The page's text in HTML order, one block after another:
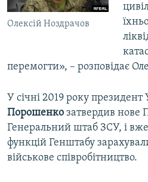
Олексій Ноздрачов
перемогти», – розповідає
У січні 2019 року президент
Порошенко затвердив нове
Генеральний штаб ЗСУ, і
функцій Генштабу
військове співробітництво.